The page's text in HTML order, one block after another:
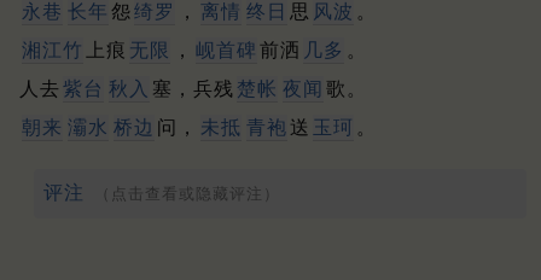
永巷 长年 怨绮罗 ， 离情 终日 思 风波 。
湘江竹
上痕 无限 ， 岘首碑 前洒 几多 。
人去 紫台 秋入 塞，兵残 楚帐 夜闻 歌。
朝来 灞水 桥边 问， 未抵 青袍 送 玉珂 。
评注 （点击查看或隐藏评注）